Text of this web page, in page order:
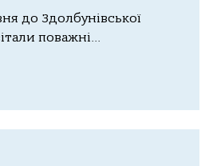
до Здолбунівської
поважні...